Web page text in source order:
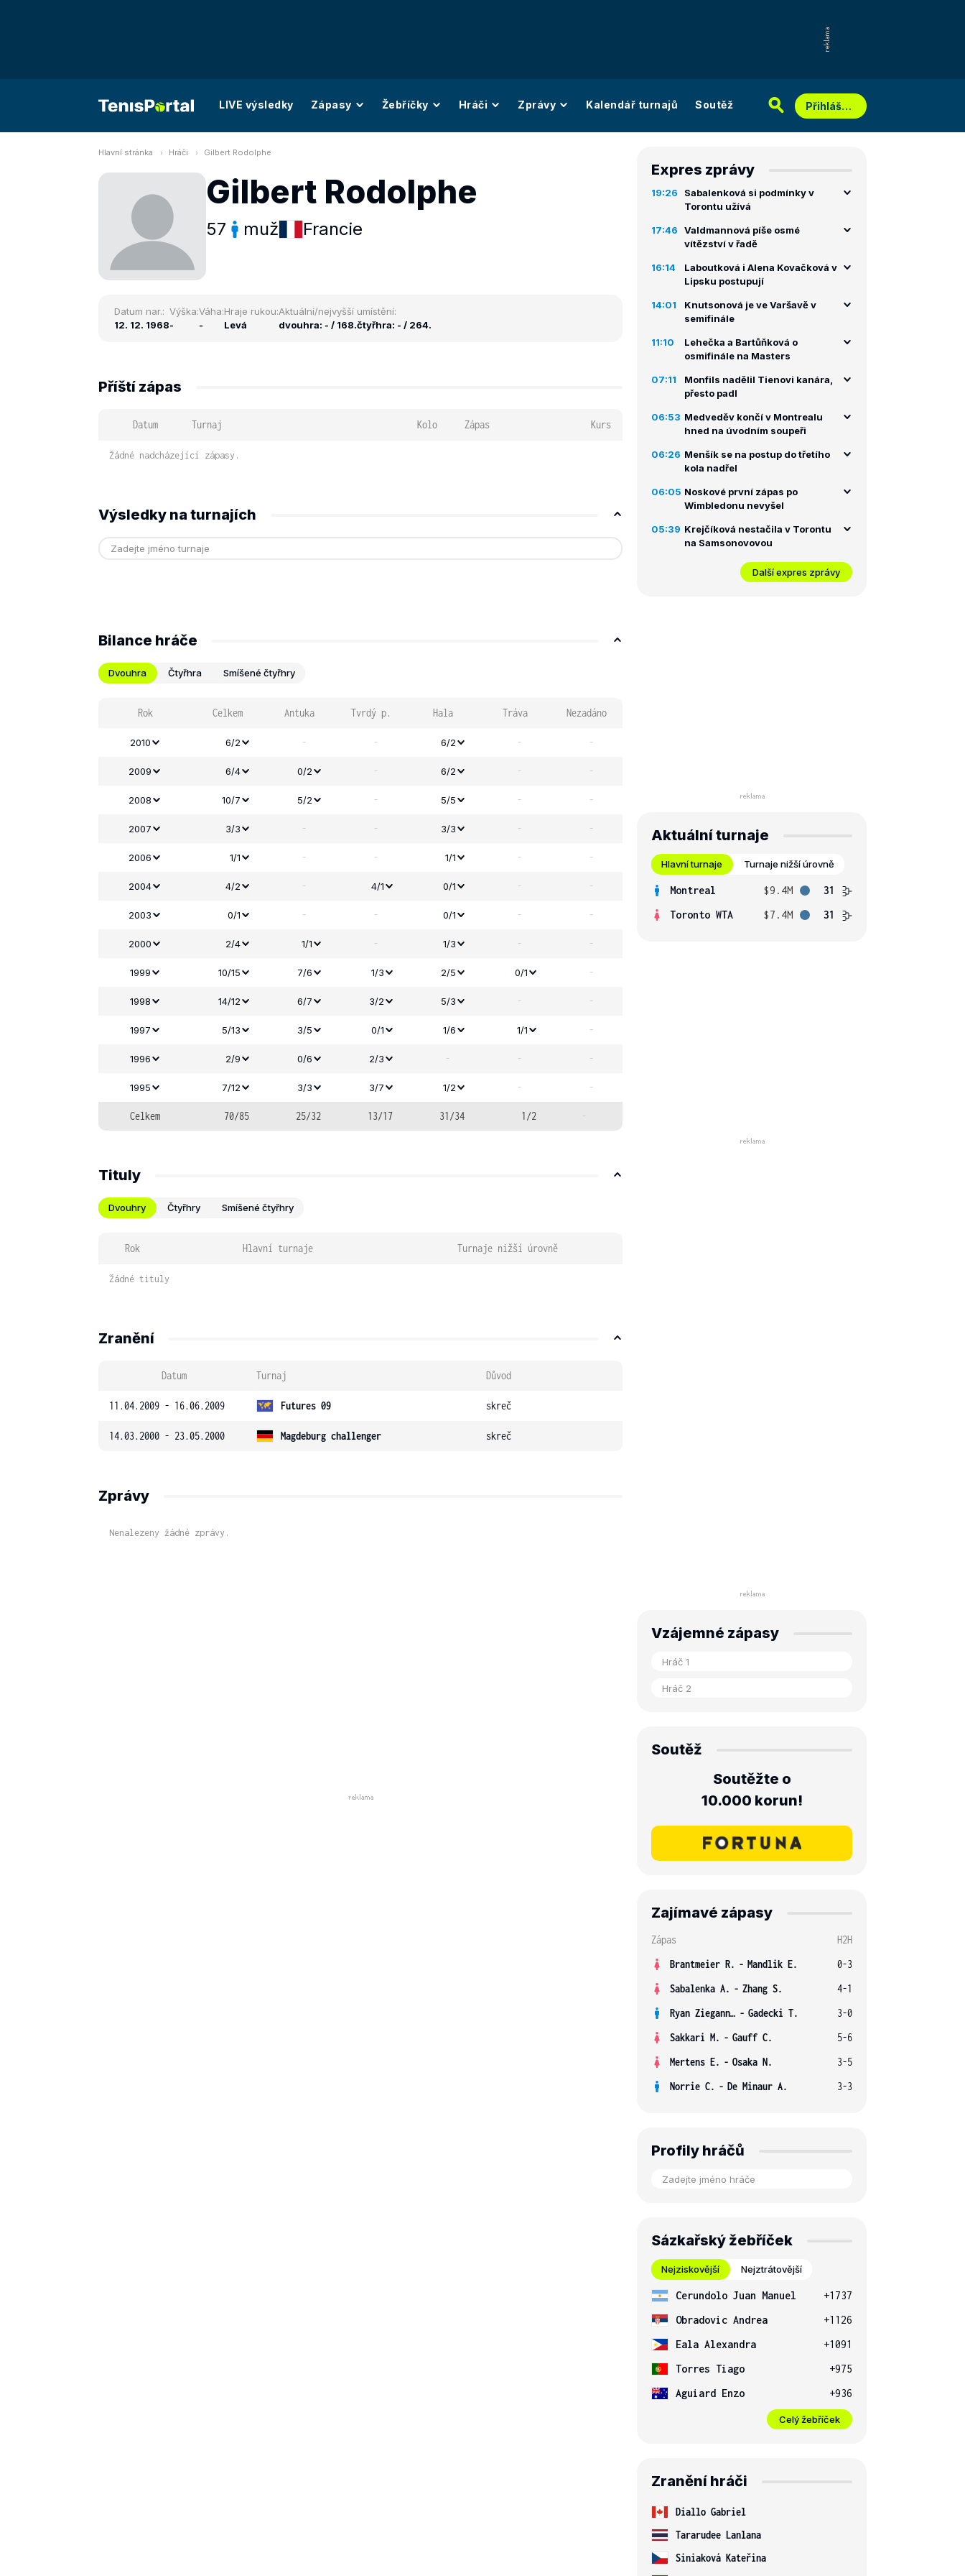
LIVE výsledky Zápasy Žebříčky Hráči Zprávy Kalendář turnajů Soutěž Přihlášení
Hlavní stránka Hráči Gilbert Rodolphe
Gilbert Rodolphe
57 muž Francie
Datum nar.:
12. 12. 1968
Výška:
-
Váha:
-
Hraje rukou:
Levá
Aktuální/nejvyšší umístění:
dvouhra: - / 168.čtyřhra: - / 264.
Příští zápas
Datum Turnaj Kolo Zápas Kurs
Žádné nadcházející zápasy.
Výsledky na turnajích
Bilance hráče
Dvouhra Čtyřhra Smíšené čtyřhry
Rok Celkem Antuka Tvrdý p. Hala Tráva Nezadáno
2010 6/2 - - 6/2 - -
2009 6/4 0/2 - 6/2 - -
2008 10/7 5/2 - 5/5 - -
2007 3/3 - - 3/3 - -
2006 1/1 - - 1/1 - -
2004 4/2 - 4/1 0/1 - -
2003 0/1 - - 0/1 - -
2000 2/4 1/1 - 1/3 - -
1999 10/15 7/6 1/3 2/5 0/1 -
1998 14/12 6/7 3/2 5/3 - -
1997 5/13 3/5 0/1 1/6 1/1 -
1996 2/9 0/6 2/3 - - -
1995 7/12 3/3 3/7 1/2 - -
Celkem 70/85 25/32 13/17 31/34 1/2 -
Tituly
Dvouhry Čtyřhry Smíšené čtyřhry
Rok Hlavní turnaje Turnaje nižší úrovně
Žádné tituly
Zranění
Datum Turnaj Důvod
11.04.2009 - 16.06.2009 Futures 09 skreč
14.03.2000 - 23.05.2000 Magdeburg challenger skreč
Zprávy
Nenalezeny žádné zprávy.
Expres zprávy
19:26
Sabalenková si podmínky v
Torontu užívá
17:46
Valdmannová píše osmé
vítězství v řadě
16:14
Laboutková i Alena Kovačková v
Lipsku postupují
14:01
Knutsonová je ve Varšavě v
semifinále
11:10
Lehečka a Bartůňková o
osmifinále na Masters
07:11
Monfils nadělil Tienovi kanára,
přesto padl
06:53 Medveděv končí v Montrealu
hned na úvodním soupeři
06:26 Menšík se na postup do třetího
kola nadřel
06:05 Noskové první zápas po
Wimbledonu nevyšel
05:39 Krejčíková nestačila v Torontu
na Samsonovovou
Další expres zprávy
Aktuální turnaje
Hlavní turnaje Turnaje nižší úrovně
Montreal $9.4M
31
Toronto WTA
$7.4M 31
Vzájemné zápasy
Soutěž
Soutěžte o
10.000 korun!
Zajímavé zápasy
Zápas
H2H
Brantmeier R. - Mandlik E.
0-3
Sabalenka A. - Zhang S.
4-1
Ryan Ziegann S. - Gadecki T.
3-0
Sakkari M. - Gauff C.
5-6
Mertens E. - Osaka N.
3-5
Norrie C. - De Minaur A. 3-3
Profily hráčů
Sázkařský žebříček
Nejziskovější Nejztrátovější
Cerundolo Juan Manuel
+1737
Obradovic Andrea
+1126
Eala Alexandra
+1091
Torres Tiago
+975
Aguiard Enzo
+936
Celý žebříček
Zranění hráči
Diallo Gabriel
Tararudee Lanlana
Siniaková Kateřina